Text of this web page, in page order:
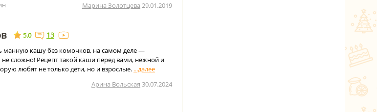
Марина Золотцева 29.01.2019
5.0 13
манную кашу без комочков, на самом деле —
сложно! Рецепт такой каши перед вами, нежной и
любят не только дети, но и взрослые.
Арина Вольская 30.07.2024